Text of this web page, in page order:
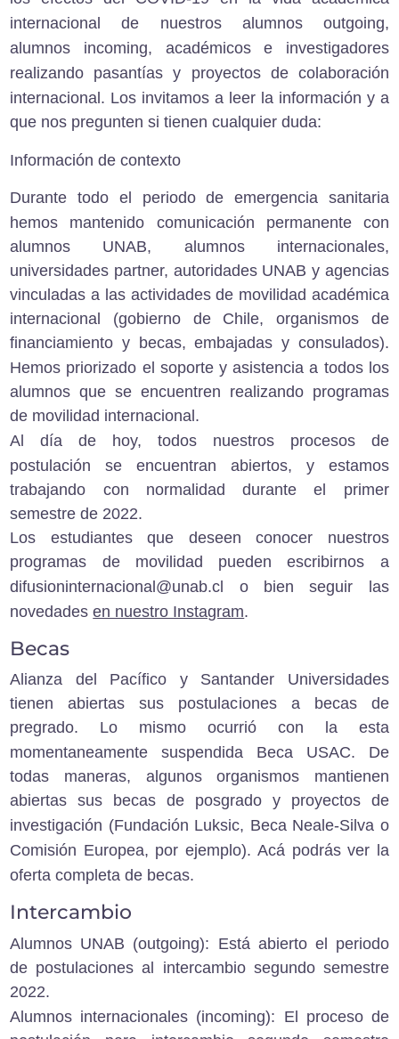
internacional de nuestros alumnos outgoing,
alumnos incoming, académicos e investigadores
realizando pasantías y proyectos de colaboración
internacional. Los invitamos a leer la información y a
que nos pregunten si tienen cualquier duda:
Información de contexto
Durante todo el periodo de emergencia sanitaria
hemos mantenido comunicación permanentecon
alumnos UNAB, alumnos internacionales,
universidades partner, autoridades UNAB y agencias
vinculadas a las actividades de movilidad académica
internacional (gobierno de Chile, organismos de
financiamiento y becas, embajadas y consulados).
Hemos priorizado el soporte y asistencia a todos los
alumnos que se encuentren realizando programas
de movilidad internacional.
Al día de hoy, todos nuestros procesos de
postulación se encuentran abiertos, y estamos
trabajando con normalidad durante el primer
semestre de 2022.
Los estudiantes que deseen conocer nuestros
programas de movilidad pueden escribirnos a
difusioninternacional@unab.cl o bien seguir las
novedadesen nuestro Instagram.
Becas
Alianza del Pacífico y Santander Universidades
tienen abiertas sus postulaciones a becas de
pregrado. Lo mismo ocurrió con la esta
momentaneamente suspendida Beca USAC. De
todas maneras, algunos organismos mantienen
abiertas sus becas de posgrado y proyectos de
investigación (Fundación Luksic, Beca Neale-Silva o
Comisión Europea, por ejemplo).Acá podrás ver la
oferta completa de becas.
Intercambio
Alumnos UNAB (outgoing): Está abierto el periodo
de postulaciones al intercambio segundo semestre
2022.
Alumnos internacionales (incoming): El proceso de